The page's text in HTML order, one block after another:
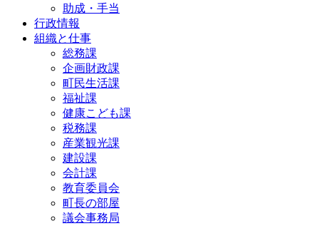
助成・手当
行政情報
組織と仕事
総務課
企画財政課
町民生活課
福祉課
健康こども課
税務課
産業観光課
建設課
会計課
教育委員会
町長の部屋
議会事務局